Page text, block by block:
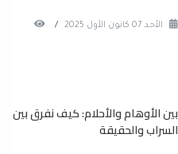
الأحد 07 كانون الأول 2025 /
بين الأوهام والأحلام: كيف نفرق بين
السراب والحقيقة